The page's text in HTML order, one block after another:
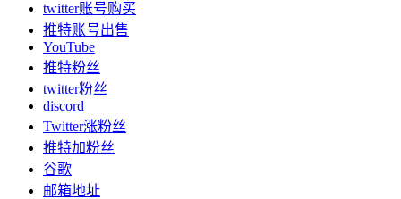
twitter账号购买
推特账号出售
YouTube
推特粉丝
twitter粉丝
discord
Twitter涨粉丝
推特加粉丝
谷歌
邮箱地址